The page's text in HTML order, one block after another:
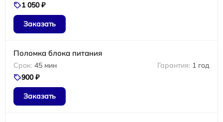
1 050 ₽
Заказать
Поломка блока питания
45 мин
1 год
900 ₽
Заказать